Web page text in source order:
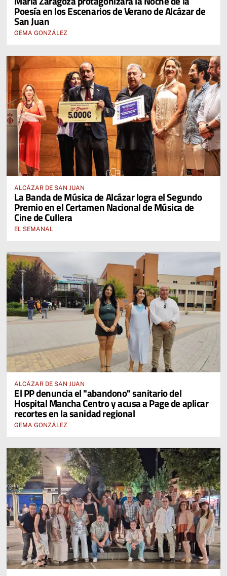
Poesía en los Escenarios de Verano de Alcázar de
San Juan
GEMA GONZÁLEZ
ALCÁZAR DE SAN JUAN
La Banda de Música de Alcázar logra el Segundo
Premio en el Certamen Nacional de Música de
Cine de Cullera
EL SEMANAL
ALCÁZAR DE SAN JUAN
El PP denuncia el "abandono" sanitario del
Hospital Mancha Centro y acusa a Page de aplicar
recortes en la sanidad regional
GEMA GONZÁLEZ